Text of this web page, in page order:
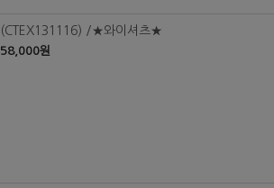
(CTEX131116) /★와이셔츠★
58,000원